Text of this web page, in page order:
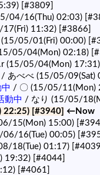
[#3809]
04/16(Thu) 02:03)
11:32) [#3866]
05/01(Fri) 00:00)
05/04(Mon) 02:18)
(15/05/04(Mon)
/ あべべ (15/05/09(Sat)
/ 〇 (15/05/11(Mon)
動中 / なり (15/05/
22:25) [#3940] ←Now
15(Mon) 15:00)
16(Tue) 00:05)
18(Tue) 01:17)
19:32) [#4044]
[#4061]